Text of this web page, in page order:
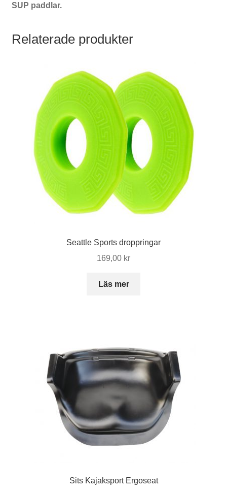
SUP paddlar.
Relaterade produkter
Seattle Sports droppringar
169,00 kr
Läs mer
Sits Kajaksport Ergoseat